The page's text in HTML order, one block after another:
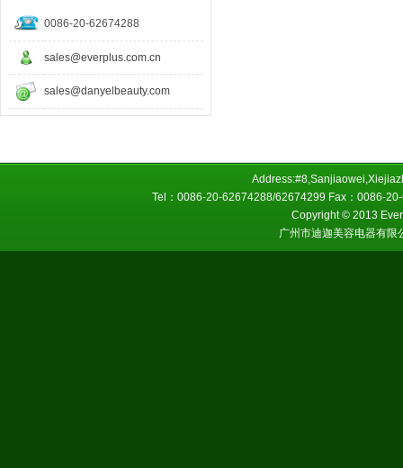
0086-20-62674288
sales@everplus.com.cn
sales@danyelbeauty.com
Tel：0086-20-62674288/62674299 Fax：0086-
Copyright © 2013
广州市迪迦美容电器有限